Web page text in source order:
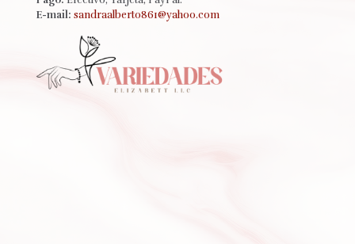
E-mail: sandraalberto861@yahoo.com